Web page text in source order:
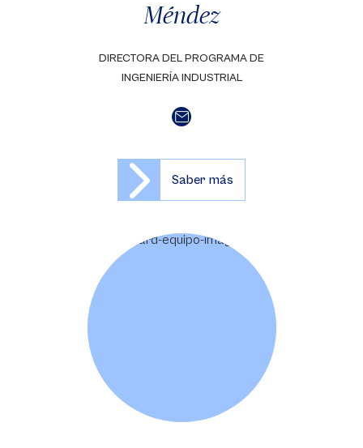
Méndez
DIRECTORA DEL PROGRAMA DE
INGENIERÍA INDUSTRIAL
Saber más